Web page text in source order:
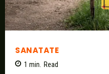
SANATATE
1 min. Read